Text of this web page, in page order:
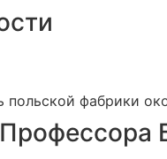
польской фабрики